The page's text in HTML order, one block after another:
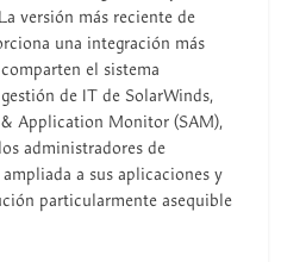
versión más reciente de
una integración más
el sistema
de IT de SolarWinds,
Application Monitor (SAM),
administradores de
a sus aplicaciones y
particularmente asequible